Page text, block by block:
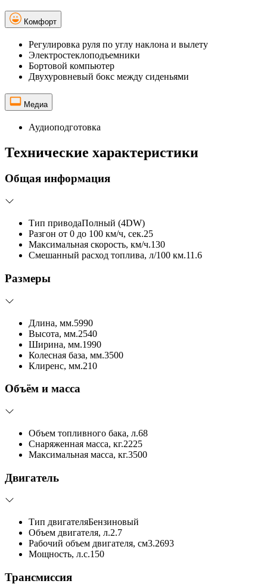
Комфорт
Регулировка руля по углу наклона и вылету
Электростеклоподъемники
Бортовой компьютер
Двухуровневый бокс между сиденьями
Медиа
Аудиоподготовка
Технические характеристики
Общая информация
Тип приводаПолный (4DW)
Разгон от 0 до 100 км/ч, сек.25
Максимальная скорость, км/ч.130
Смешанный расход топлива, л/100 км.11.6
Размеры
Длина, мм.5990
Высота, мм.2540
Ширина, мм.1990
Колесная база, мм.3500
Клиренс, мм.210
Объём и масса
Объем топливного бака, л.68
Снаряженная масса, кг.2225
Максимальная масса, кг.3500
Двигатель
Тип двигателяБензиновый
Объем двигателя, л.2.7
Рабочий объем двигателя, см3.2693
Мощность, л.с.150
Трансмиссия